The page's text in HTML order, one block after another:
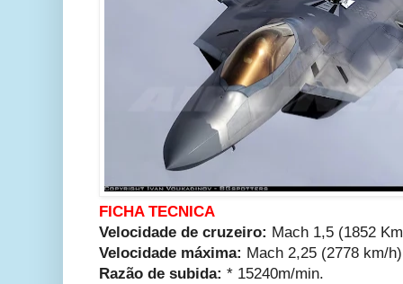
FICHA TECNICA
Velocidade de cruzeiro: Mach 1,5 (1852
Velocidade máxima: Mach 2,25 (2778 km/
Razão de subida: * 15240m/min.